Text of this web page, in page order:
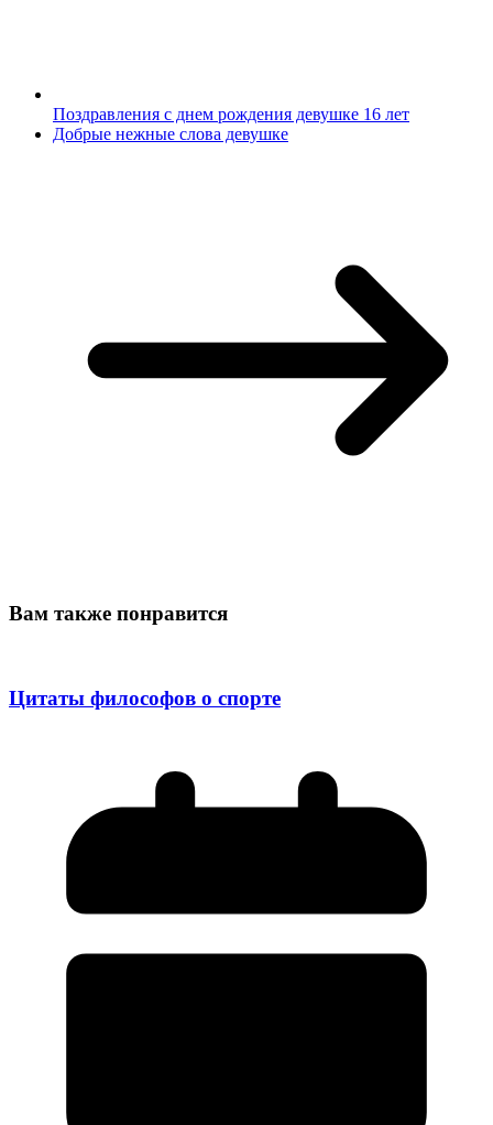
Поздравления с днем рождения девушке 16 лет
Добрые нежные слова девушке
Вам также понравится
Цитаты философов о спорте